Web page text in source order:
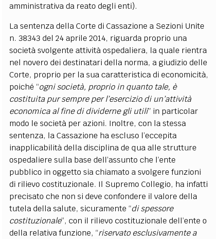
amministrativa da reato degli enti).
La sentenza della Corte di Cassazione a Sezioni Unite
n. 38343 del 24 aprile 2014, riguarda proprio una
società svolgente attività ospedaliera, la quale rientra
nel novero dei destinatari della norma, a giudizio delle
Corte, proprio per la sua caratteristica di economicità,
poiché “ogni società, proprio in quanto tale, è
costituita pur sempre per l’esercizio di un’attività
economica al fine di dividerne gli utili” in particolar
modo le società per azioni. Inoltre, con la stessa
sentenza, la Cassazione ha escluso l’eccepita
inapplicabilità della disciplina de qua alle strutture
ospedaliere sulla base dell’assunto che l’ente
pubblico in oggetto sia chiamato a svolgere funzioni
di rilievo costituzionale. Il Supremo Collegio, ha infatti
precisato che non si deve confondere il valore della
tutela della salute, sicuramente “di spessore
costituzionale”, con il rilievo costituzionale dell’ente o
della relativa funzione, “riservato esclusivamente a